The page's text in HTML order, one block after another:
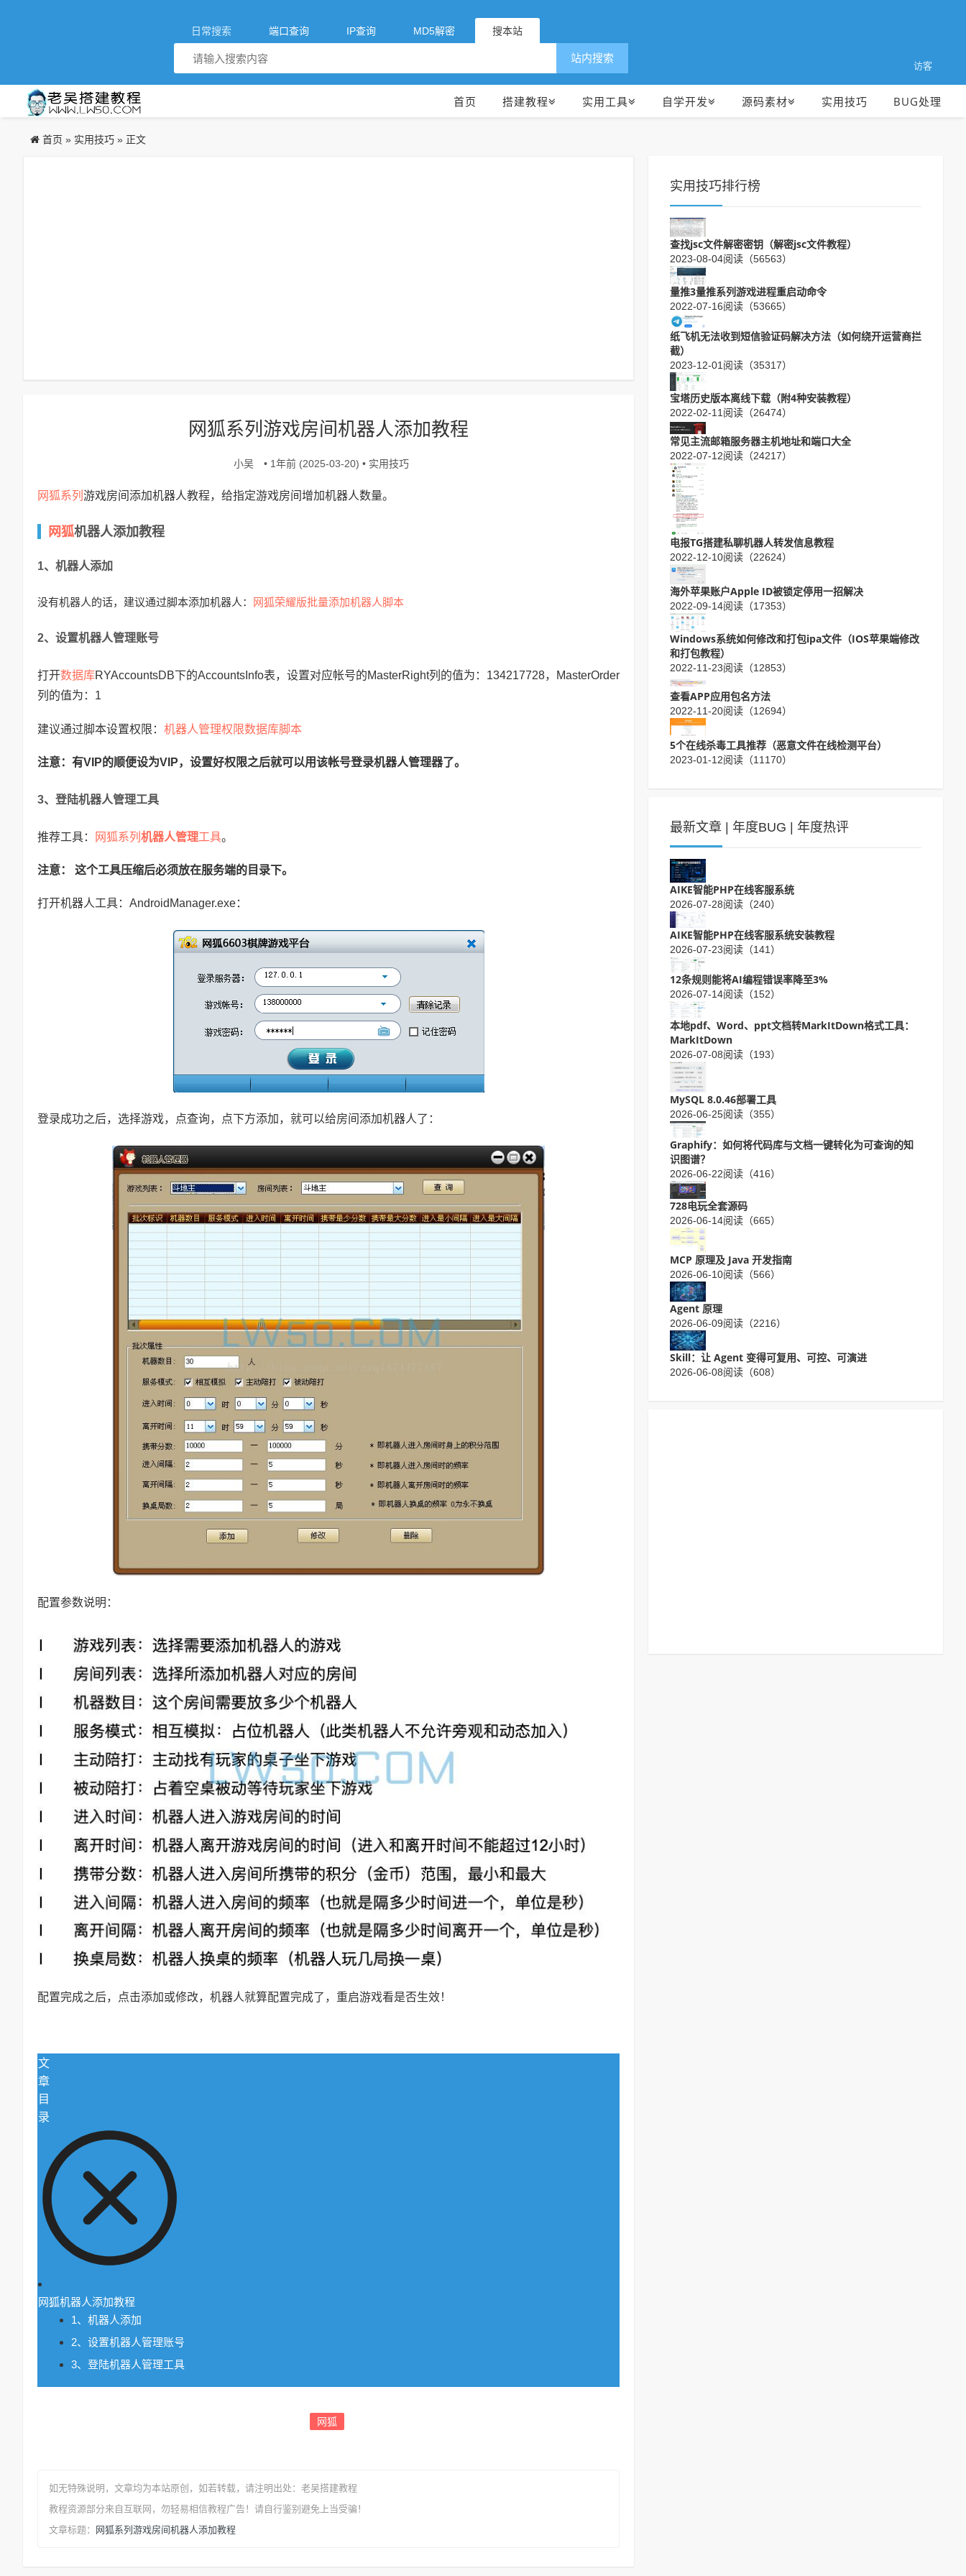
日常搜索 端口查询 IP查询 MD5解密 搜本站
访客
站内搜索
首页 搭建教程 实用工具 自学开发 源码素材 实用技巧 BUG处理
首页 » 实用技巧 » 正文
网狐系列游戏房间机器人添加教程
小吴 • 1年前 (2025-03-20) • 实用技巧
网狐系列游戏房间添加机器人教程，给指定游戏房间增加机器人数量。
网狐机器人添加教程
1、机器人添加
没有机器人的话，建议通过脚本添加机器人： 网狐荣耀版批量添加机器人脚本
2、设置机器人管理账号
打开数据库RYAccountsDB下的AccountsInfo表，设置对应帐号的MasterRight列的值为：134217728，MasterOrder
列的值为：1
建议通过脚本设置权限： 机器人管理权限数据库脚本
注意：有VIP的顺便设为VIP，设置好权限之后就可以用该帐号登录机器人管理器了。
3、登陆机器人管理工具
推荐工具： 网狐系列机器人管理工具。
注意： 这个工具压缩后必须放在服务端的目录下。
打开机器人工具：AndroidManager.exe：
登录成功之后，选择游戏，点查询，点下方添加，就可以给房间添加机器人了：
配置参数说明：
配置完成之后，点击添加或修改，机器人就算配置完成了，重启游戏看是否生效！
文
章
目
录
网狐机器人添加教程
1、机器人添加
2、设置机器人管理账号
3、登陆机器人管理工具
网狐
如无特殊说明，文章均为本站原创 ，如若转载，请注明出处： 老吴搭建教程
教程资源部分来自互联网，勿轻易相信教程广告！请自行鉴别避免上当受骗！
文章标题： 网狐系列游戏房间机器人添加教程
实用技巧排行榜
查找jsc文件解密密钥（解密jsc文件教程）
2023-08-04阅读（56563）
量推3量推系列游戏进程重启动命令
2022-07-16阅读（53665）
纸飞机无法收到短信验证码解决方法（如何绕开运营商拦
截）
2023-12-01 阅读（35317）
宝塔历史版本离线下载（附4种安装教程）
2022-02-11 阅读（26474）
常见主流邮箱服务器主机地址和端口大全
2022-07-12阅读（24217）
电报TG搭建私聊机器人转发信息教程
2022-12-10阅读（22624）
海外苹果账户Apple ID被锁定停用一招解决
2022-09-14阅读（17353）
Windows系统如何修改和打包ipa文件（IOS苹果端修改
和打包教程）
2022-11-23阅读（12853）
查看APP应用包名方法
2022-11-20阅读（12694）
5个在线杀毒工具推荐（恶意文件在线检测平台）
2023-01-12阅读（11170）
最新文章 | 年度BUG | 年度热评
AIKE智能PHP在线客服系统
2026-07-28阅读（240）
AIKE智能PHP在线客服系统安装教程
2026-07-23阅读（141）
12条规则能将AI编程错误率降至3%
2026-07-14阅读（152）
本地pdf、Word、ppt文档转MarkItDown格式工具：
MarkItDown
2026-07-08阅读（193）
MySQL 8.0.46部署工具
2026-06-25阅读（355）
Graphify：如何将代码库与文档一键转化为可查询的知
识图谱？
2026-06-22阅读（416）
728电玩全套源码
2026-06-14阅读（665）
MCP 原理及 Java 开发指南
2026-06-10阅读（566）
Agent 原理
2026-06-09阅读（2216）
Skill：让 Agent 变得可复用、可控、可演进
2026-06-08阅读（608）